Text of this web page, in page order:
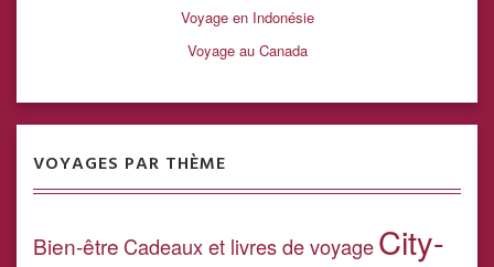
Voyage en Indonésie
Voyage au Canada
VOYAGES PAR THÈME
Bien-être Cadeaux et livres de voyageCity-